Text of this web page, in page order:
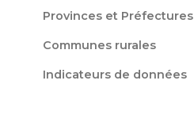
Provinces et Préfectures
Communes rurales
Indicateurs de données